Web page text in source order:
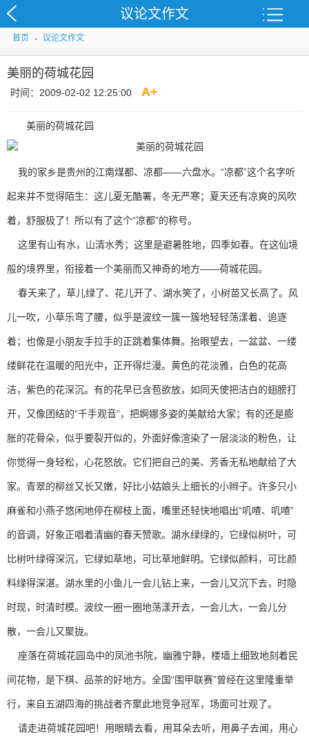
议论文作文
首页 - 议论文作文
美丽的荷城花园
时间：2009-02-02 12:25:00 A+
美丽的荷城花园
我的家乡是贵州的江南煤都、凉都——六盘水。“凉都”这个名字听
起来并不觉得陌生：这儿夏无酷署，冬无严寒；夏天还有凉爽的风吹
着，舒服极了！所以有了这个“凉都”的称号。
这里有山有水，山清水秀；这里是避暑胜地，四季如春。在这仙境
般的境界里，衔接着一个美丽而又神奇的地方——荷城花园。
春天来了，草儿绿了、花儿开了、湖水笑了，小树苗又长高了。风
儿一吹，小草乐弯了腰，似乎是波纹一簇一簇地轻轻荡漾着、追逐
着；也像是小朋友手拉手的正跳着集体舞。抬眼望去，一盆盆、一缕
缕鲜花在温暖的阳光中，正开得烂漫。黄色的花淡雅，白色的花高
洁，紫色的花深沉。有的花早已含苞欲放，如同天使把洁白的翅膀打
开，又像团结的“千手观音”，把婀娜多姿的美献给大家；有的还是膨
胀的花骨朵，似乎要裂开似的，外面好像渲染了一层淡淡的粉色，让
你觉得一身轻松，心花怒放。它们把自己的美、芳香无私地献给了大
家。青翠的柳丝又长又嫩，好比小姑娘头上细长的小辫子。许多只小
麻雀和小燕子悠闲地停在柳枝上面，嘴里还轻快地唱出“叽喳、叽喳”
的音调，好象正唱着清幽的春天赞歌。湖水绿绿的，它绿似树叶，可
比树叶绿得深沉，它绿如草地，可比草地鲜明。它绿似颜料，可比颜
料绿得深湛。湖水里的小鱼儿一会儿钻上来，一会儿又沉下去，时隐
时现，时清时模。波纹一圈一圈地荡漾开去，一会儿大，一会儿分
散，一会儿又聚拢。
座落在荷城花园岛中的凤池书院，幽雅宁静，楼墙上细致地刻着民
间花物，是下棋、品茶的好地方。全国“围甲联赛”曾经在这里隆重举
行，来自五湖四海的挑战者齐聚此地竞争冠军，场面可壮观了。
请走进荷城花园吧！用眼睛去看，用耳朵去听，用鼻子去闻，用心